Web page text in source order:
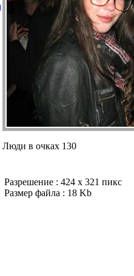
Люди в очкaх 130
Разрешение : 424 x 321 пикс
Размер файла : 18 Kb